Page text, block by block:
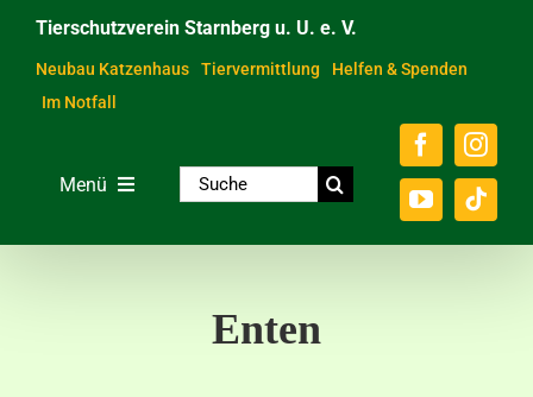
Inhalt
springen
Tierschutzverein Starnberg u. U. e. V.
Neubau Katzenhaus Tiervermittlung
Helfen & Spenden
Im Notfall
Menü
Über das Tierheim
Suche
nach:
Enten